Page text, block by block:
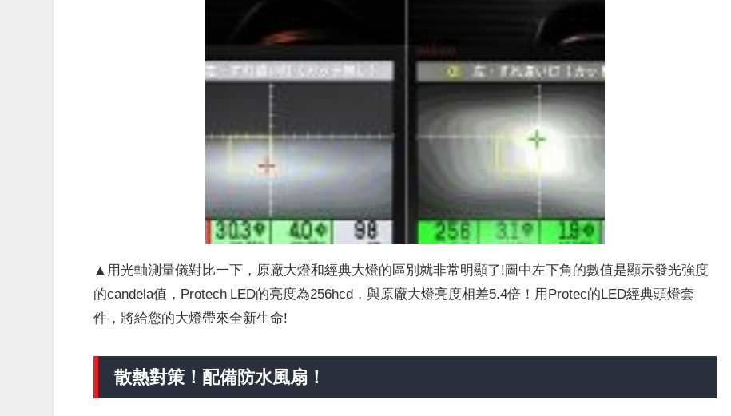
▲用光軸測量儀對比一下，原廠大燈和經典大燈的區別就非常明顯了!圖中左下角的數值是顯示發光強度
的candela值，Protech LED的亮度為256hcd，與原廠大燈亮度相差5.4倍！用Protec的LED經典頭燈套
件，將給您的大燈帶來全新生命!
散熱對策！配備防水風扇！